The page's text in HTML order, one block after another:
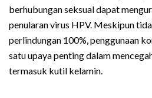
berhubungan seksual dapat
penularan virus HPV. Meskipun
perlindungan 100%, penggunaan
satu upaya penting dalam
termasuk kutil kelamin.